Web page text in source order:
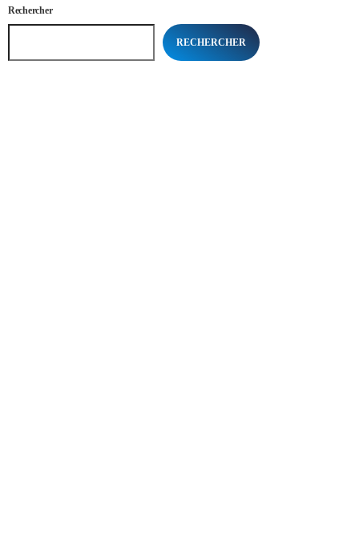
Rechercher
RECHERCHER